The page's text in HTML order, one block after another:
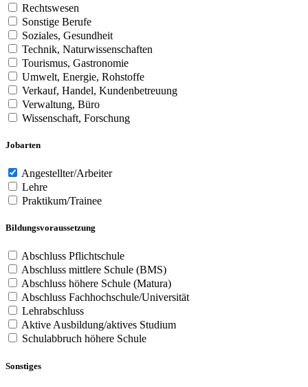
Rechtswesen
Sonstige Berufe
Soziales, Gesundheit
Technik, Naturwissenschaften
Tourismus, Gastronomie
Umwelt, Energie, Rohstoffe
Verkauf, Handel, Kundenbetreuung
Verwaltung, Büro
Wissenschaft, Forschung
Jobarten
Angestellter/Arbeiter
Lehre
Praktikum/Trainee
Bildungsvoraussetzung
Abschluss Pflichtschule
Abschluss mittlere Schule (BMS)
Abschluss höhere Schule (Matura)
Abschluss Fachhochschule/Universität
Lehrabschluss
Aktive Ausbildung/aktives Studium
Schulabbruch höhere Schule
Sonstiges